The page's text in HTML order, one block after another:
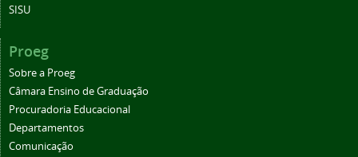
SISU
Proeg
Sobre a Proeg
Câmara Ensino de Graduação
Procuradoria Educacional
Departamentos
Comunicação